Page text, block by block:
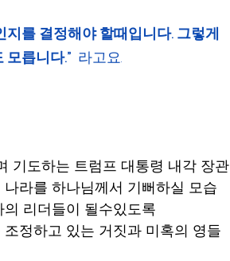
를 결정해야 할때입니다. 그렇게
릅니다.” 라고요.
기도하는 트럼프 대통령 내각 장관
라를 하나님께서 기뻐하실 모습
리더들이 될수있도록
정하고 있는 거짓과 미혹의 영들